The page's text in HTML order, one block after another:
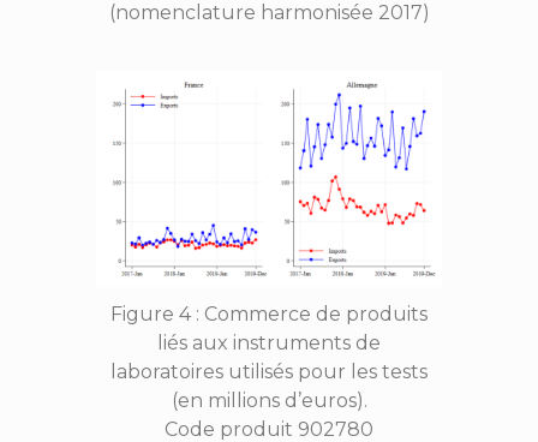
(nomenclature harmonisée 2017)
Figure 4 : Commerce de produits
liés aux instruments de
laboratoires utilisés pour les tests
(en millions d’euros).
Code produit 902780